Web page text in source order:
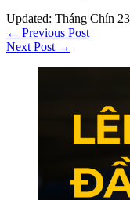
Updated: Tháng Chín
← Previous Post
Next Post →